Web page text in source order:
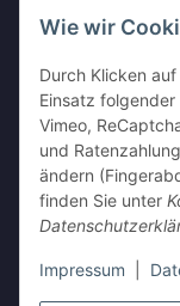
Wie wir
Durch Klicken
Einsatz folgender
Vimeo,
und
ändern
finden Sie unter
Impressum